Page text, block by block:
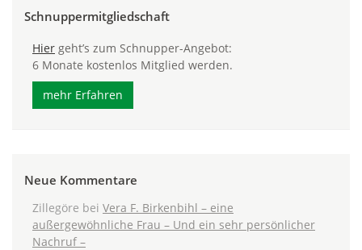
Schnuppermitgliedschaft
Hier geht’s zum Schnupper-Angebot:
6 Monate kostenlos Mitglied werden.
mehr Erfahren
Neue Kommentare
Zillegöre bei Vera F. Birkenbihl – eine
außergewöhnliche Frau – Und ein sehr persönlicher
Nachruf –